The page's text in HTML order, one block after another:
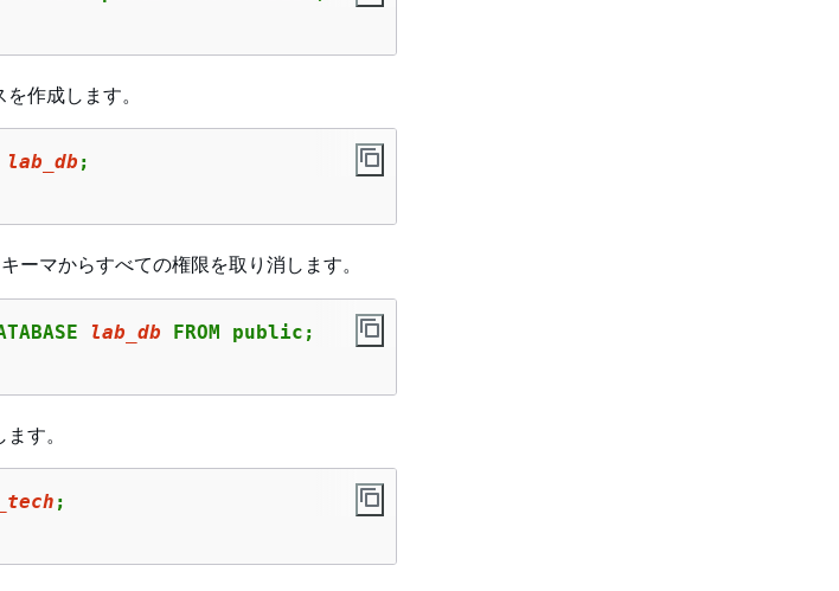
作成します。
lab_db ;
ーマからすべての権限を取り消します。
lab_db FROM public;
す。
;